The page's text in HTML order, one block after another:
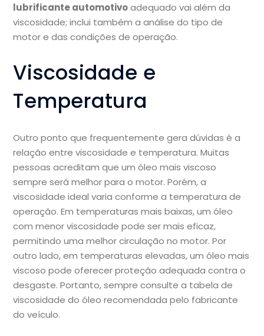
lubrificante automotivoadequado vai além da
viscosidade; inclui também a análise do tipo de
motor e das condições de operação.
Viscosidade e
Temperatura
Outro ponto que frequentemente gera dúvidas é a
relação entre viscosidade e temperatura. Muitas
pessoas acreditam que um óleo mais viscoso
sempre será melhor para o motor. Porém, a
viscosidade ideal varia conforme a temperatura de
operação. Em temperaturas mais baixas, um óleo
com menor viscosidade pode ser mais eficaz,
permitindo uma melhor circulação no motor. Por
outro lado, em temperaturas elevadas, um óleo mais
viscoso pode oferecer proteção adequada contra o
desgaste. Portanto, sempre consulte a tabela de
viscosidade do óleo recomendada pelo fabricante
do veículo.